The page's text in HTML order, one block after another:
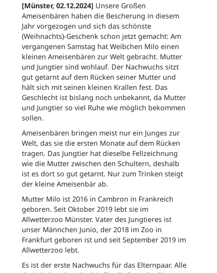
[Münster, 02.12.2024] Unsere Großen
Ameisenbären haben die Bescherung in diesem
Jahr vorgezogen und sich das schönste
(Weihnachts)-Geschenk schon jetzt gemacht: Am
vergangenen Samstag hat Weibchen Milo einen
kleinen Ameisenbären zur Welt gebracht. Mutter
und Jungtier sind wohlauf. Der Nachwuchs sitzt
gut getarnt auf dem Rücken seiner Mutter und
hält sich mit seinen kleinen Krallen fest. Das
Geschlecht ist bislang noch unbekannt, da Mutter
und Jungtier so viel Ruhe wie möglich bekommen
sollen.
Ameisenbären bringen meist nur ein Junges zur
Welt, das sie die ersten Monate auf dem Rücken
tragen. Das Jungtier hat dieselbe Fellzeichnung
wie die Mutter zwischen den Schultern, deshalb
ist es dort so gut getarnt. Nur zum Trinken steigt
der kleine Ameisenbär ab.
Mutter Milo ist 2016 in Cambron in Frankreich
geboren. Seit Oktober 2019 lebt sie im
Allwetterzoo Münster. Vater des Jungtieres ist
unser Männchen Junio, der 2018 im Zoo in
Frankfurt geboren ist und seit September 2019 im
Allwetterzoo lebt.
Es ist der erste Nachwuchs für das Elternpaar. Alle